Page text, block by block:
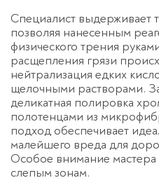
Специалист выдерживает
позволяя нанесенным
физического трения
расщепления грязи
нейтрализация едких
щелочными растворами.
деликатная полировка
полотенцами из
подход обеспечивает
малейшего вреда для
Особое внимание
слепым зонам.